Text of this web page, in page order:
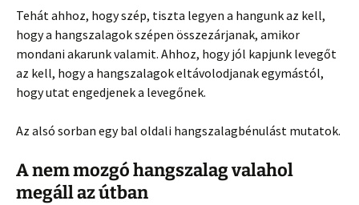
Tehát ahhoz, hogy szép, tiszta legyen a hangunk az kell,
hogy a hangszalagok szépen összezárjanak, amikor
mondani akarunk valamit. Ahhoz, hogy jól kapjunk levegőt
az kell, hogy a hangszalagok eltávolodjanak egymástól,
hogy utat engedjenek a levegőnek.
Az alsó sorban egy bal oldali hangszalagbénulást mutatok.
A nem mozgó hangszalag valahol
megáll az útban